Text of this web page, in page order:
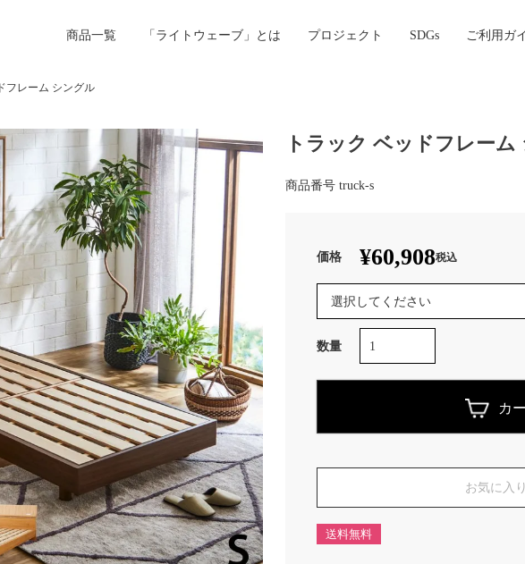
商品一覧 「ライトウェーブ」とは プロジェクト SDGs ご利用ガ
フレーム シングル
トラック ベッドフレーム
商品番号 truck-s
¥60,908税込
カ
お気に入
送料無料